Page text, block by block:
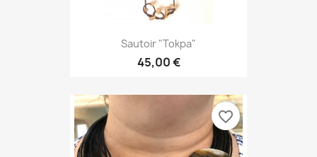
Sautoir "Tokpa"
45,00 €
favorite_border